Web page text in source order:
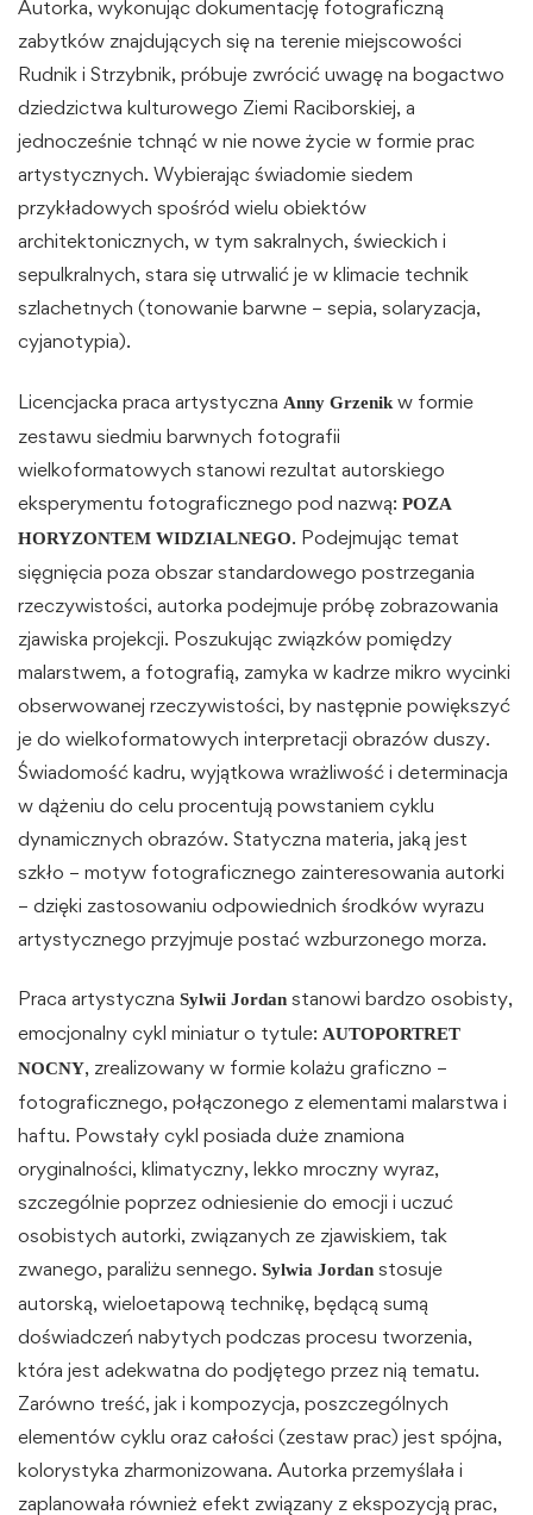
Autorka, wykonując dokumentację fotograficzną
zabytków znajdujących się na terenie miejscowości
Rudnik i Strzybnik, próbuje zwrócić uwagę na bogactwo
dziedzictwa kulturowego Ziemi Raciborskiej, a
jednocześnie tchnąć w nie nowe życie w formie prac
artystycznych. Wybierając świadomie siedem
przykładowych spośród wielu obiektów
architektonicznych, w tym sakralnych, świeckich i
sepulkralnych, stara się utrwalić je w klimacie technik
szlachetnych (tonowanie barwne – sepia, solaryzacja,
cyjanotypia).
Licencjacka praca artystyczna Anny Grzenik w formie
zestawu siedmiu barwnych fotografii
wielkoformatowych stanowi rezultat autorskiego
eksperymentu fotograficznego pod nazwą: POZA
HORYZONTEM WIDZIALNEGO. Podejmując temat
sięgnięcia poza obszar standardowego postrzegania
rzeczywistości, autorka podejmuje próbę zobrazowania
zjawiska projekcji. Poszukując związków pomiędzy
malarstwem, a fotografią, zamyka w kadrze mikro wycinki
obserwowanej rzeczywistości, by następnie powiększyć
je do wielkoformatowych interpretacji obrazów duszy.
Świadomość kadru, wyjątkowa wrażliwość i determinacja
w dążeniu do celu procentują powstaniem cyklu
dynamicznych obrazów. Statyczna materia, jaką jest
szkło – motyw fotograficznego zainteresowania autorki
– dzięki zastosowaniu odpowiednich środków wyrazu
artystycznego przyjmuje postać wzburzonego morza.
Praca artystyczna Sylwii Jordan stanowi bardzo osobisty,
emocjonalny cykl miniatur o tytule: AUTOPORTRET
NOCNY, zrealizowany w formie kolażu graficzno –
fotograficznego, połączonego z elementami malarstwa i
haftu. Powstały cykl posiada duże znamiona
oryginalności, klimatyczny, lekko mroczny wyraz,
szczególnie poprzez odniesienie do emocji i uczuć
osobistych autorki, związanych ze zjawiskiem, tak
zwanego, paraliżu sennego. Sylwia Jordan stosuje
autorską, wieloetapową technikę, będącą sumą
doświadczeń nabytych podczas procesu tworzenia,
która jest adekwatna do podjętego przez nią tematu.
Zarówno treść, jak i kompozycja, poszczególnych
elementów cyklu oraz całości (zestaw prac) jest spójna,
kolorystyka zharmonizowana. Autorka przemyślała i
zaplanowała również efekt związany z ekspozycją prac,